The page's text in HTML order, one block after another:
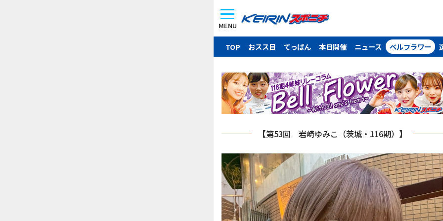
MENU
TOP おスス目 てっぱん 本日開催 ニュース ベルフラワー
【第53回 岩崎ゆみこ（茨城・116期）】